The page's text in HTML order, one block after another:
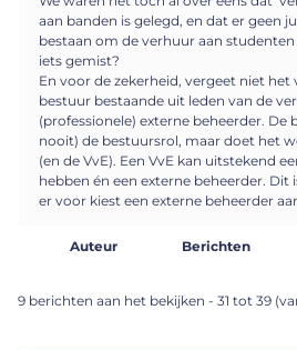
aan banden is gelegd, en dat er geen
bestaan om de verhuur aan
iets gemist?
En voor de zekerheid, vergeet niet het
bestuur bestaande uit leden van de
(professionele) externe beheerder. De
nooit) de bestuursrol, maar doet het
(en de VvE). Een VvE kan uitstekend
hebben én een externe beheerder. Dit
er voor kiest een externe beheerder
Auteur Berichten
9 berichten aan het bekijken - 31 tot 39